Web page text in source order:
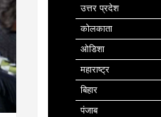
उत्तर प्रदेश
कोलकाता
ओडिशा
महाराष्ट्र
बिहार
पंजाब